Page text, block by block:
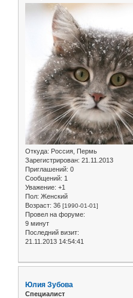
Откуда: Россия, Пермь
Зарегистрирован: 21.11.2013
Приглашений: 0
Сообщений: 1
Уважение: +1
Пол: Женский
Возраст: 36 [1990-01-01]
Провел на форуме:
9 минут
Последний визит:
21.11.2013 14:54:41
Юлия Зубова
Специалист